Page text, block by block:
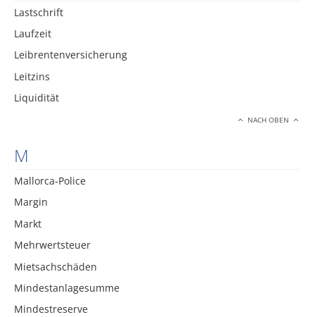
Lastschrift
Laufzeit
Leibrentenversicherung
Leitzins
Liquidität
NACH OBEN
M
Mallorca-Police
Margin
Markt
Mehrwertsteuer
Mietsachschäden
Mindestanlagesumme
Mindestreserve